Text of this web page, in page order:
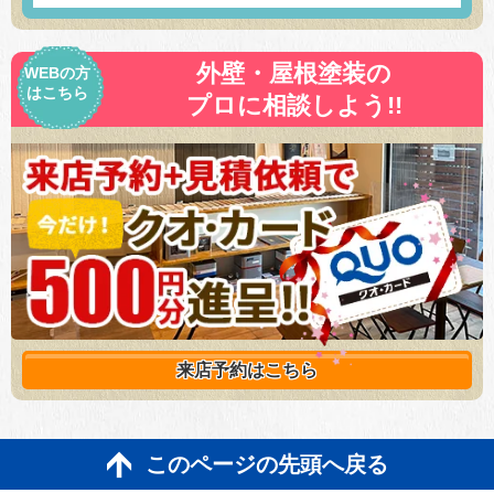
WEBの方
はこちら
外壁・屋根塗装の
プロに相談しよう!!
来店予約はこちら
このページの先頭へ戻る